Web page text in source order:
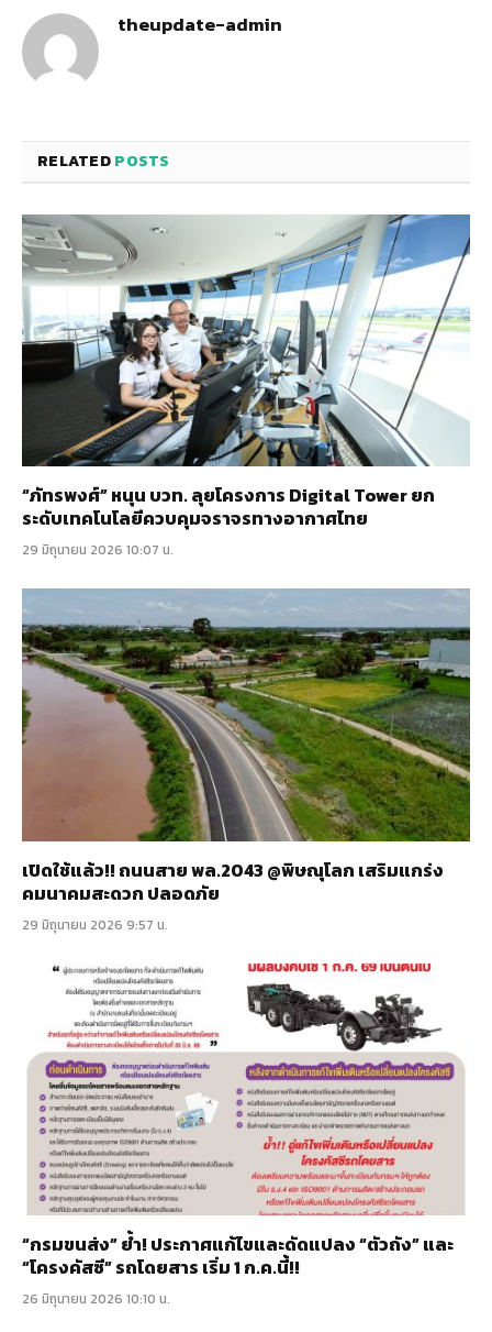
theupdate-admin
RELATEDPOSTS
“ภัทรพงศ์” หนุน บวท. ลุยโครงการ Digital Tower ยก
ระดับเทคโนโลยีควบคุมจราจรทางอากาศไทย
29 มิถุนายน 2026 10:07 น.
เปิดใช้แล้ว!! ถนนสาย พล.2043 @พิษณุโลก เสริมแกร่ง
คมนาคมสะดวก ปลอดภัย
29 มิถุนายน 2026 9:57 น.
“กรมขนส่ง” ย้ำ! ประกาศแก้ไขและดัดแปลง “ตัวถัง” และ
“โครงคัสซี” รถโดยสาร เริ่ม 1 ก.ค.นี้!!
26 มิถุนายน 2026 10:10 น.